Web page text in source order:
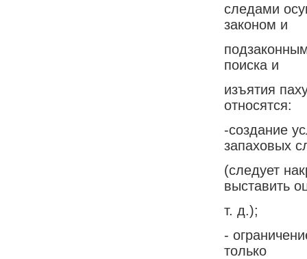
следами
законом и
поиска и
изъятия
относятся:
-создание
запаховых
(следует
выставить
т. д.);
-
только